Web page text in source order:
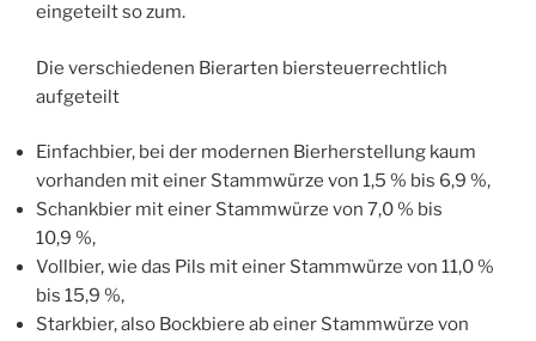
eingeteilt so zum.
Die verschiedenen Bierarten biersteuerrechtlich
aufgeteilt
Einfachbier, bei der modernen Bierherstellung kaum
vorhanden mit einer Stammwürze von 1,5 % bis 6,9 %,
Schankbier mit einer Stammwürze von 7,0 % bis
10,9 %,
Vollbier, wie das Pils mit einer Stammwürze von 11,0 %
bis 15,9 %,
Starkbier, also Bockbiere ab einer Stammwürze von